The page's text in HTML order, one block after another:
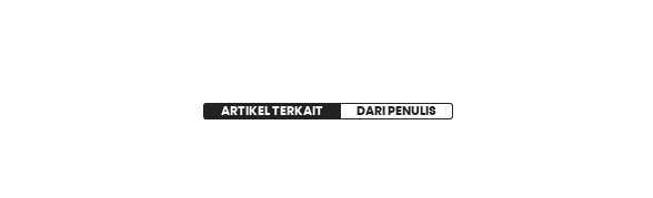
ARTIKEL TERKAIT DARI PENULIS